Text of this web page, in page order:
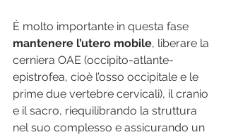
È molto importante in questa fase
mantenere l’utero mobile, liberare la
cerniera OAE (occipito-atlante-
epistrofea, cioè l’osso occipitale e le
prime due vertebre cervicali), il cranio
e il sacro, riequilibrando la struttura
nel suo complesso e assicurando un